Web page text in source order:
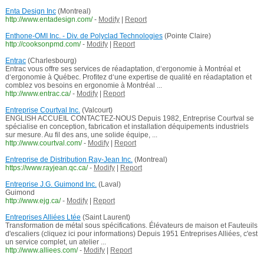
Enta Design Inc(Montreal)
http://www.entadesign.com/ - Modify|
Report
Enthone-OMI Inc. - Div. de Polyclad Technologies(Pointe Claire)
http://cooksonpmd.com/ - Modify|
Report
Entrac(Charlesbourg)
Entrac vous offre ses services de réadaptation, d‘ergonomie à Montréal et
d‘ergonomie à Québec. Profitez d‘une expertise de qualité en réadaptation et
comblez vos besoins en ergonomie à Montréal ...
http://www.entrac.ca/ - Modify|
Report
Entreprise Courtval Inc.(Valcourt)
ENGLISH ACCUEIL CONTACTEZ-NOUS Depuis 1982, Entreprise Courtval se
spécialise en conception, fabrication et installation déquipements industriels
sur mesure. Au fil des ans, une solide équipe, ...
http://www.courtval.com/ - Modify|
Report
Entreprise de Distribution Ray-Jean Inc.(Montreal)
https://www.rayjean.qc.ca/ - Modify|
Report
Entreprise J.G. Guimond Inc.(Laval)
Guimond
http://www.ejg.ca/ - Modify|
Report
Entreprises Alliées Ltée (Saint Laurent)
Transformation de métal sous spécifications. Élévateurs de maison et Fauteuils
d'escaliers (cliquez ici pour informations) Depuis 1951 Entreprises Alliées, c'est
un service complet, un atelier ...
http://www.alliees.com/ - Modify|
Report